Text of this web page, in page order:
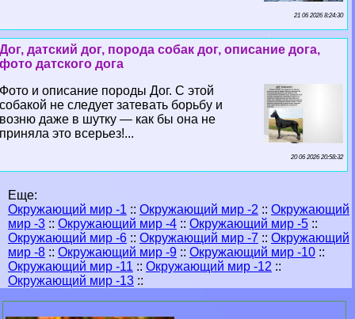
21 06 2026 8:24:30
Дог, датский дог, порода собак дог, описание дога,
фото датского дога
Фото и описание породы Дог. С этой
собакой не следует затевать борьбу и
возню даже в шутку — как бы она не
приняла это всерьез!...
20 06 2026 20:58:32
Еще:
Окружающий мир -1 :: Окружающий мир -2 :: Окружающий
мир -3 :: Окружающий мир -4 :: Окружающий мир -5 ::
Окружающий мир -6 :: Окружающий мир -7 :: Окружающий
мир -8 :: Окружающий мир -9 :: Окружающий мир -10 ::
Окружающий мир -11 :: Окружающий мир -12 ::
Окружающий мир -13 ::